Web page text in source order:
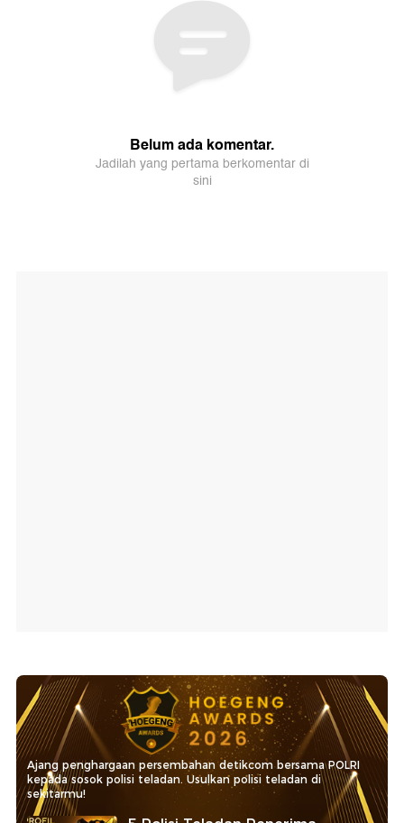
Ajang penghargaan persembahan detikcom bersama POLRI
kepada sosok polisi teladan. Usulkan polisi teladan di
sekitarmu!